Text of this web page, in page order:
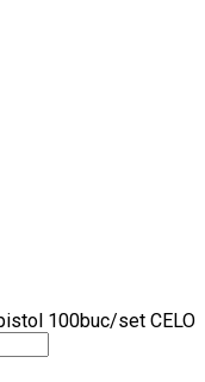
100buc/set CELO